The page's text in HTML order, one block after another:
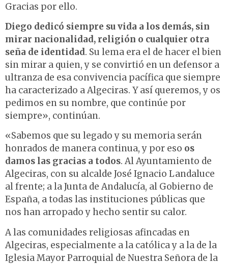
Gracias por ello.
Diego dedicó siempre su vida a los demás, sin
mirar nacionalidad, religión o cualquier otra
seña de identidad. Su lema era el de hacer el bien
sin mirar a quien, y se convirtió en un defensor a
ultranza de esa convivencia pacífica que siempre
ha caracterizado a Algeciras. Y así queremos, y os
pedimos en su nombre, que continúe por
siempre», continúan.
«Sabemos que su legado y su memoria serán
honrados de manera continua, y por eso os
damos las gracias a todos. Al Ayuntamiento de
Algeciras, con su alcalde José Ignacio Landaluce
al frente; a la Junta de Andalucía, al Gobierno de
España, a todas las instituciones públicas que
nos han arropado y hecho sentir su calor.
A las comunidades religiosas afincadas en
Algeciras, especialmente a la católica y a la de la
Iglesia Mayor Parroquial de Nuestra Señora de la